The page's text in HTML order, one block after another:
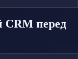
CRM перед